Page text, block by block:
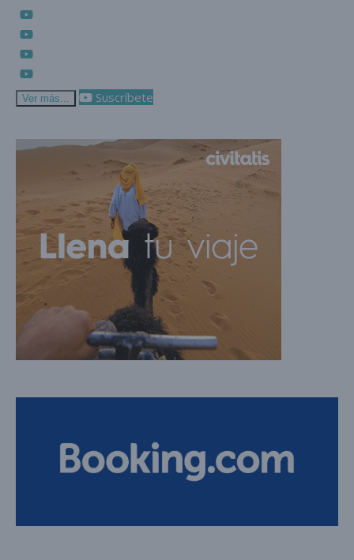
Ver más... Suscríbete